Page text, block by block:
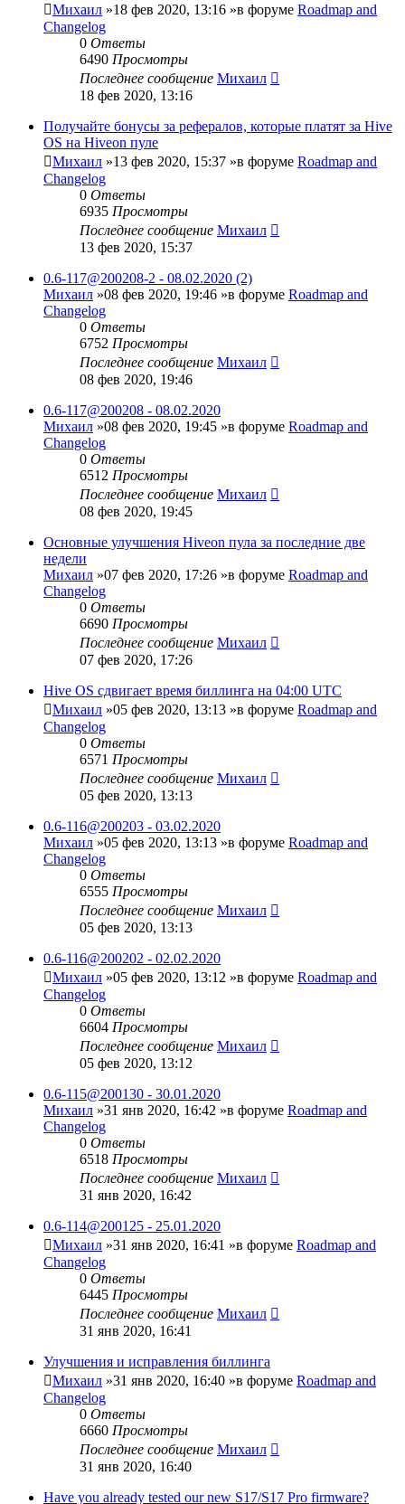
Михаил »18 фев 2020, 13:16 »в форуме Roadmap and
Changelog
0 Ответы
6490 Просмотры
Последнее сообщение Михаил
18 фев 2020, 13:16
Получайте бонусы за рефералов, которые платят за Hive
OS на Hiveon пуле
Михаил »13 фев 2020, 15:37 »в форуме Roadmap and
Changelog
0 Ответы
6935 Просмотры
Последнее сообщение Михаил
13 фев 2020, 15:37
0.6-117@200208-2 - 08.02.2020 (2)
Михаил »08 фев 2020, 19:46 »в форуме Roadmap and
Changelog
0 Ответы
6752 Просмотры
Последнее сообщение Михаил
08 фев 2020, 19:46
0.6-117@200208 - 08.02.2020
Михаил »08 фев 2020, 19:45 »в форуме Roadmap and
Changelog
0 Ответы
6512 Просмотры
Последнее сообщение Михаил
08 фев 2020, 19:45
Основные улучшения Hiveon пула за последние две
недели
Михаил »07 фев 2020, 17:26 »в форуме Roadmap and
Changelog
0 Ответы
6690 Просмотры
Последнее сообщение Михаил
07 фев 2020, 17:26
Hive OS сдвигает время биллинга на 04:00 UTC
Михаил »05 фев 2020, 13:13 »в форуме Roadmap and
Changelog
0 Ответы
6571 Просмотры
Последнее сообщение Михаил
05 фев 2020, 13:13
0.6-116@200203 - 03.02.2020
Михаил »05 фев 2020, 13:13 »в форуме Roadmap and
Changelog
0 Ответы
6555 Просмотры
Последнее сообщение Михаил
05 фев 2020, 13:13
0.6-116@200202 - 02.02.2020
Михаил »05 фев 2020, 13:12 »в форуме Roadmap and
Changelog
0 Ответы
6604 Просмотры
Последнее сообщение Михаил
05 фев 2020, 13:12
0.6-115@200130 - 30.01.2020
Михаил »31 янв 2020, 16:42 »в форуме Roadmap and
Changelog
0 Ответы
6518 Просмотры
Последнее сообщение Михаил
31 янв 2020, 16:42
0.6-114@200125 - 25.01.2020
Михаил »31 янв 2020, 16:41 »в форуме Roadmap and
Changelog
0 Ответы
6445 Просмотры
Последнее сообщение Михаил
31 янв 2020, 16:41
Улучшения и исправления биллинга
Михаил »31 янв 2020, 16:40 »в форуме Roadmap and
Changelog
0 Ответы
6660 Просмотры
Последнее сообщение Михаил
31 янв 2020, 16:40
Have you already tested our new S17/S17 Pro firmware?